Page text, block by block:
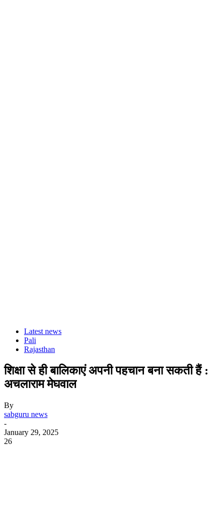
Latest news
Pali
Rajasthan
शिक्षा से ही बालिकाएं अपनी पहचान बना सकती हैं :
अचलाराम मेघवाल
By
sabguru news
-
January 29, 2025
26